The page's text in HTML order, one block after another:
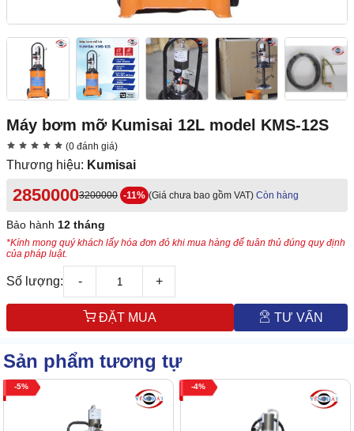
Máy bơm mỡ Kumisai 12L model KMS-12S
(0 đánh giá)
Thương hiệu: Kumisai
28500003200000 -11% (Giá chưa bao gồm VAT) Còn hàng
Bảo hành 12 tháng
*Kính mong quý khách lấy hóa đơn đỏ khi mua hàng để tuân thủ đúng quy định
của pháp luật.
Số lượng: - +
ĐẶT MUA TƯ VẤN
Sản phẩm tương tự
5 4